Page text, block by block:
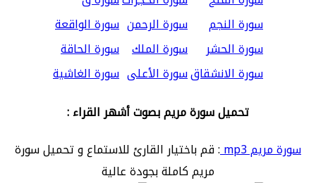
سورة النجم
سورة الرحمن سورة الواقعة
سورة الحشر
سورة الملك سورة الحاقة
سورة الانشقاقسورة الأعلى سورة الغاشية
تحميل سورة مريم بصوت أشهر القراء :
سورة مريم mp3
: قم باختيار القارئ للاستماع و تحميل سورة
مريم كاملة بجودة عالية